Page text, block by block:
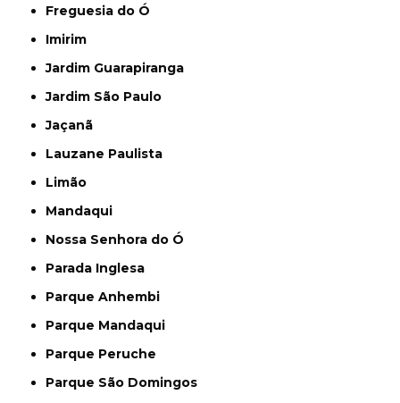
Freguesia do Ó
Imirim
Jardim Guarapiranga
Jardim São Paulo
Jaçanã
Lauzane Paulista
Limão
Mandaqui
Nossa Senhora do Ó
Parada Inglesa
Parque Anhembi
Parque Mandaqui
Parque Peruche
Parque São Domingos